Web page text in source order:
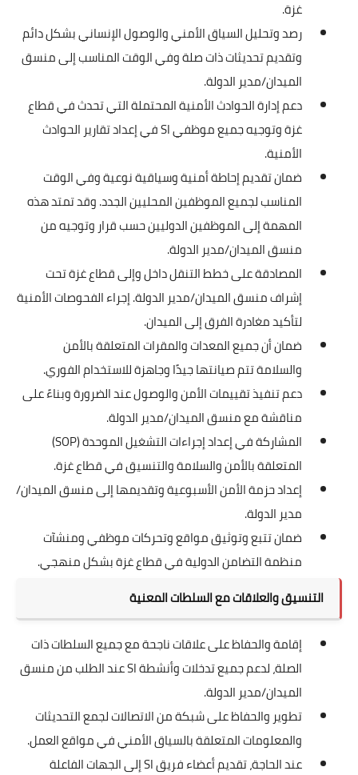
غزة.
رصد وتحليل السياق الأمني والوصول الإنساني بشكل دائم
وتقديم تحديثات ذات صلة وفي الوقت المناسب إلى منسق
الميدان/مدير الدولة.
دعم إدارة الحوادث الأمنية المحتملة التي تحدث في قطاع
غزة وتوجيه جميع موظفي SI في إعداد تقارير الحوادث
الأمنية.
ضمان تقديم إحاطة أمنية وسياقية نوعية وفي الوقت
المناسب لجميع الموظفين المحليين الجدد. وقد تمتد هذه
المهمة إلى الموظفين الدوليين حسب قرار وتوجيه من
منسق الميدان/مدير الدولة.
المصادقة على خطط التنقل داخل وإلى قطاع غزة تحت
إشراف منسق الميدان/مدير الدولة. إجراء الفحوصات الأمنية
لتأكيد مغادرة الفرق إلى الميدان.
ضمان أن جميع المعدات والمقرات المتعلقة بالأمن
والسلامة تتم صيانتها جيدًا وجاهزة للاستخدام الفوري.
دعم تنفيذ تقييمات الأمن والوصول عند الضرورة وبناءً على
مناقشة مع منسق الميدان/مدير الدولة.
المشاركة في إعداد إجراءات التشغيل الموحدة (SOP)
المتعلقة بالأمن والسلامة والتنسيق في قطاع غزة.
إعداد حزمة الأمن الأسبوعية وتقديمها إلى منسق الميدان/
مدير الدولة.
ضمان تتبع وتوثيق مواقع وتحركات موظفي ومنشآت
منظمة التضامن الدولية في قطاع غزة بشكل منهجي.
التنسيق والعلاقات مع السلطات المعنية
إقامة والحفاظ على علاقات ناجحة مع جميع السلطات ذات
الصلة، لدعم جميع تدخلات وأنشطة SI عند الطلب من منسق
الميدان/مدير الدولة.
تطوير والحفاظ على شبكة من الاتصالات لجمع التحديثات
والمعلومات المتعلقة بالسياق الأمني في مواقع العمل.
عند الحاجة، تقديم أعضاء فريق SI إلى الجهات الفاعلة